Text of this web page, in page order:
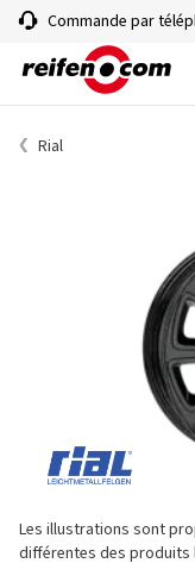
Commande par
Rial
Les illustrations sont
différentes des produits